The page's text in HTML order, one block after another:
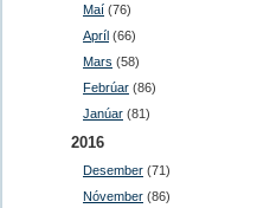
Maí (76)
Apríl (66)
Mars (58)
Febrúar (86)
Janúar (81)
2016
Desember (71)
Nóvember (86)